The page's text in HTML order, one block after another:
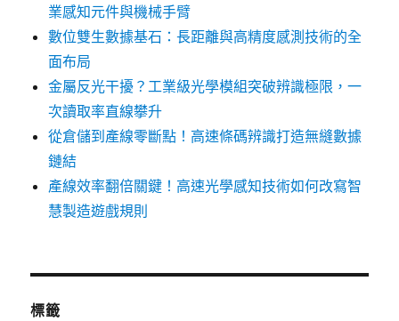
業感知元件與機械手臂
數位雙生數據基石：長距離與高精度感測技術的全
面布局
金屬反光干擾？工業級光學模組突破辨識極限，一
次讀取率直線攀升
從倉儲到產線零斷點！高速條碼辨識打造無縫數據
鏈結
產線效率翻倍關鍵！高速光學感知技術如何改寫智
慧製造遊戲規則
標籤